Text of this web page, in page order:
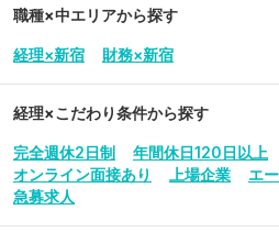
職種×中エリアから探す
経理×新宿 財務×新宿
経理×こだわり条件から探す
完全週休2日制 年間休日120日以上
オンライン面接あり
上場企業
エ
急募求人